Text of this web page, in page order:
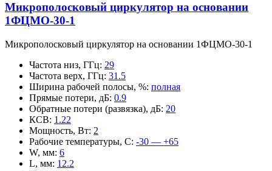
Микрополосковый циркулятор на основании
1ФЦМО-30-1
Микрополосковый циркулятор на основании 1ФЦМО-30-1
Частота низ, ГГц: 29
Частота верх, ГГц: 31.5
Ширина рабочей полосы, %: полная
Прямые потери, дБ: 0.9
Обратные потери (развязка), дБ: 20
КСВ: 1.22
Мощность, Вт: 2
Рабочие температуры, С: -30 — +65
W, мм: 6
L, мм: 12.2